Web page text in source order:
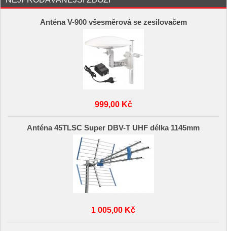
Anténa V-900 všesměrová se zesilovačem
999,00 Kč
Anténa 45TLSC Super DBV-T UHF délka 1145mm
1 005,00 Kč